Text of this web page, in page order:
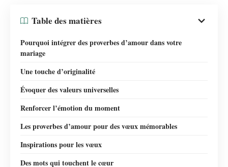
Table des matières
Pourquoi intégrer des proverbes d’amour dans votre
mariage
Une touche d’originalité
Évoquer des valeurs universelles
Renforcer l’émotion du moment
Les proverbes d’amour pour des vœux mémorables
Inspirations pour les vœux
Des mots qui touchent le cœur